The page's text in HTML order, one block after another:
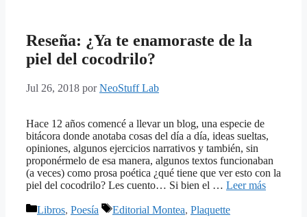
Reseña: ¿Ya te enamoraste de la
piel del cocodrilo?
Jul 26, 2018 porNeoStuff Lab
Hace 12 años comencé a llevar un blog, una especie de
bitácora donde anotaba cosas del día a día, ideas sueltas,
opiniones, algunos ejercicios narrativos y también, sin
proponérmelo de esa manera, algunos textos funcionaban
(a veces) como prosa poética ¿qué tiene que ver esto con la
piel del cocodrilo? Les cuento… Si bien el … Leer más
Categorías
Libros, Poesía Etiquetas
Editorial Montea, Plaquette